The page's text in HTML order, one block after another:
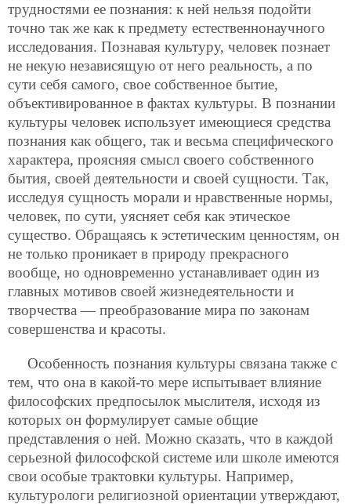
трудностями ее познания: к ней нельзя подойти
точно так же как к предмету естественнонаучного
исследования. Познавая культуру, человек познает
не некую независящую от него реальность, а по
сути себя самого, свое собственное бытие,
объективированное в фактах культуры. В познании
культуры человек использует имеющиеся средства
познания как общего, так и весьма специфического
характера, проясняя смысл своего собственного
бытия, своей деятельности и своей сущности. Так,
исследуя сущность морали и нравственные нормы,
человек, по сути, уясняет себя как этическое
существо. Обращаясь к эстетическим ценностям, он
не только проникает в природу прекрасного
вообще, но одновременно устанавливает один из
главных мотивов своей жизнедеятельности и
творчества — преобразование мира по законам
совершенства и красоты.
Особенность познания культуры связана также с
тем, что она в какой-то мере испытывает влияние
философских предпосылок мыслителя, исходя из
которых он формулирует самые общие
представления о ней. Можно сказать, что в каждой
серьезной философской системе или школе имеются
свои особые трактовки культуры. Например,
культурологи религиозной ориентации утверждают,